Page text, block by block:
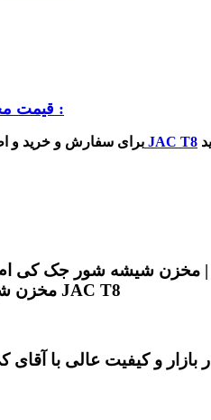
قیمت مخزن شیشه شور کی ام سی تی 8 :
برای سفارش و خرید و مخزن شیشه شور JAC T8
شور کی ام سی t8 | | مخزن شیشه شور JAC T8